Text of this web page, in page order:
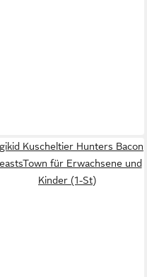
Kuscheltier Hunters Bacon
für Erwachsene und
Kinder (1-St)